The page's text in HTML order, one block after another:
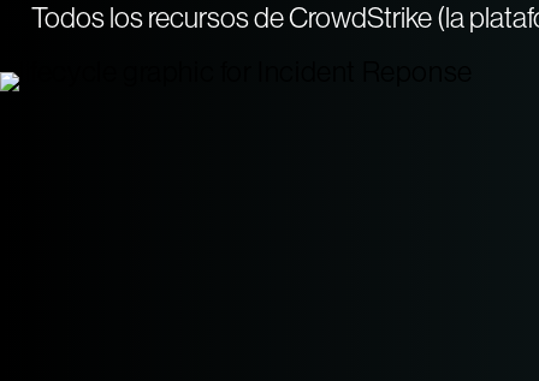
Todos los recursos de CrowdStrike (la